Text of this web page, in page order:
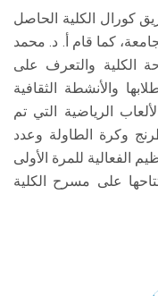
كورال الكلية الحاصل
كما قام أ. د. محمد
الكلية والتعرف على
والأنشطة الثقافية
الرياضية التي تم
وكرة الطاولة وعدد
الفعالية للمرة الأولى
على مسرح الكلية